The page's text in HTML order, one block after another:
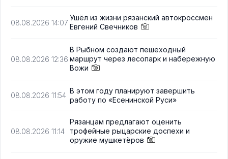
08.08.2026 14:07
Ушёл из жизни рязанский автокроссмен
Евгений Свечников
08.08.2026 12:36
В Рыбном создают пешеходный
маршрут через лесопарк и набережную
Вожи
08.08.2026 11:54
В этом году планируют завершить
работу по «Есенинской Руси»
08.08.2026 11:14
Рязанцам предлагают оценить
трофейные рыцарские доспехи и
оружие мушкетёров